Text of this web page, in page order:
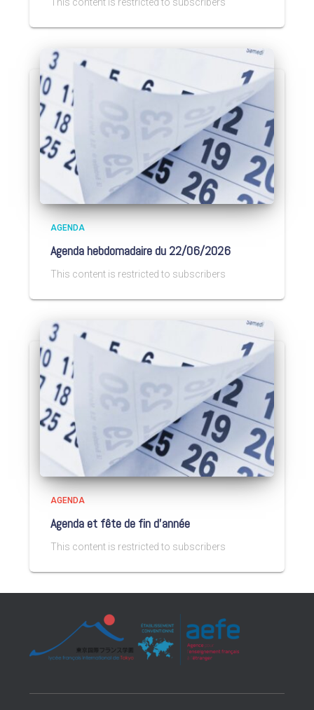
AGENDA
Agenda hebdomadaire du 22/06/2026
This content is restricted to subscribers
AGENDA
Agenda et fête de fin d’année
This content is restricted to subscribers